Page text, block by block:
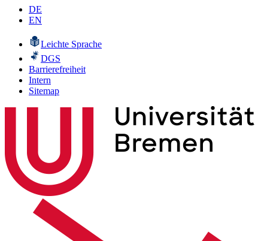
DE
EN
Leichte Sprache
DGS
Barrierefreiheit
Intern
Sitemap